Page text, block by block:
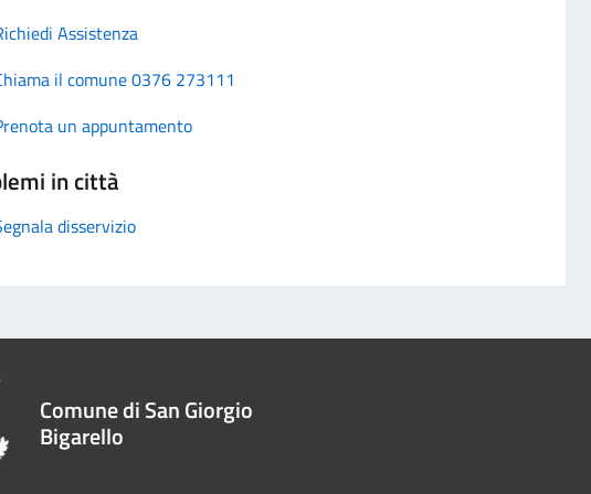
Assistenza
il comune 0376 273111
un appuntamento
in città
disservizio
Comune di San Giorgio
Bigarello